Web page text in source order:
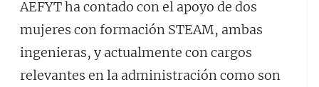
AEFYT ha contado con el apoyo de dos
mujeres con formación STEAM, ambas
ingenieras, y actualmente con cargos
relevantes en la administración como son